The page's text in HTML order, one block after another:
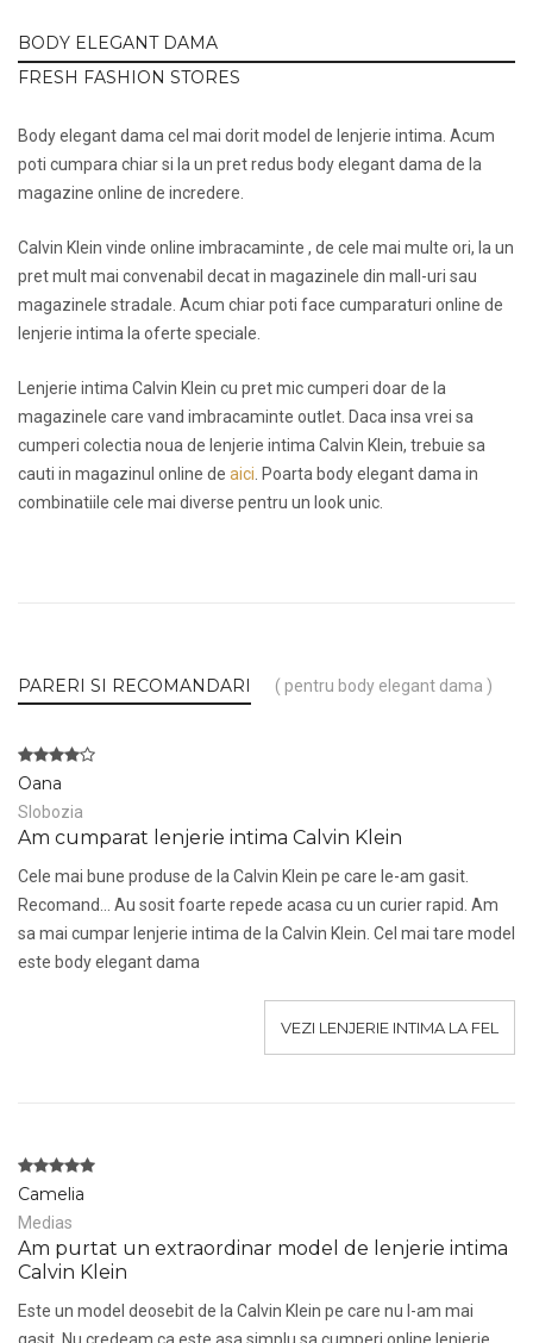
BODY ELEGANT DAMA
FRESH FASHION STORES
Body elegant dama cel mai dorit model de lenjerie intima. Acum
poti cumpara chiar si la un pret redus body elegant dama de la
magazine online de incredere.
Calvin Klein vinde online imbracaminte , de cele mai multe ori, la un
pret mult mai convenabil decat in magazinele din mall-uri sau
magazinele stradale. Acum chiar poti face cumparaturi online de
lenjerie intima la oferte speciale.
Lenjerie intima Calvin Klein cu pret mic cumperi doar de la
magazinele care vand imbracaminte outlet. Daca insa vrei sa
cumperi colectia noua de lenjerie intima Calvin Klein, trebuie sa
cauti in magazinul online de aici . Poarta body elegant dama in
combinatiile cele mai diverse pentru un look unic.
PARERI SI RECOMANDARI ( pentru body elegant dama )
Oana
Slobozia
Am cumparat lenjerie intima Calvin Klein
Cele mai bune produse de la Calvin Klein pe care le-am gasit.
Recomand... Au sosit foarte repede acasa cu un curier rapid. Am
sa mai cumpar lenjerie intima de la Calvin Klein. Cel mai tare model
este body elegant dama
VEZI LENJERIE INTIMA LA FEL
Camelia
Medias
Am purtat un extraordinar model de lenjerie intima
Calvin Klein
Este un model deosebit de la Calvin Klein pe care nu l-am mai
gasit. Nu credeam ca este asa simplu sa cumperi online lenjerie